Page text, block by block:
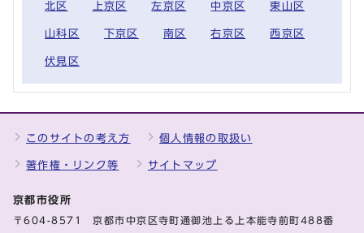
北区 上京区 左京区 中京区 東山区
山科区 下京区 南区 右京区 西京区
伏見区
このサイトの考え方 個人情報の取扱い
著作権・リンク等 サイトマップ
京都市役所
〒604-8571 京都市中京区寺町通御池上る上本能寺前町488番